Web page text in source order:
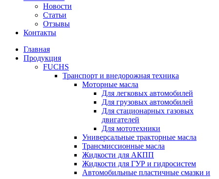
Новости
Статьи
Отзывы
Контакты
Главная
Продукция
FUCHS
Транспорт и внедорожная техника
Моторные масла
Для легковых автомобилей
Для грузовых автомобилей
Для стационарных газовых
двигателей
Для мототехники
Универсальные тракторные масла
Трансмиссионные масла
Жидкости для АКПП
Жидкости для ГУР и гидросистем
Автомобильные пластичные смазки и